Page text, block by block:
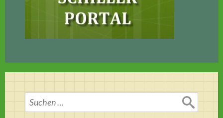
Suchen
nach: